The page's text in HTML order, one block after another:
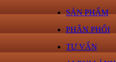
SẢN PHẨM
PHÂN PHỐI
TƯ VẤN